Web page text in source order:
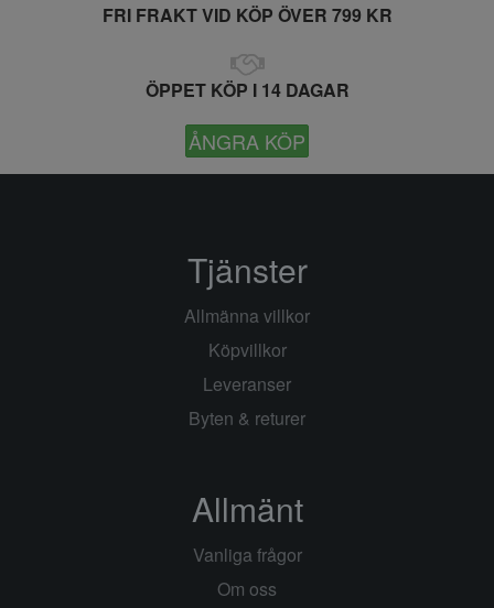
FRI FRAKT VID KÖP ÖVER 799 KR
ÖPPET KÖP I 14 DAGAR
ÅNGRA KÖP
Tjänster
Allmänna villkor
Köpvillkor
Leveranser
Byten & returer
Allmänt
Vanliga frågor
Om oss